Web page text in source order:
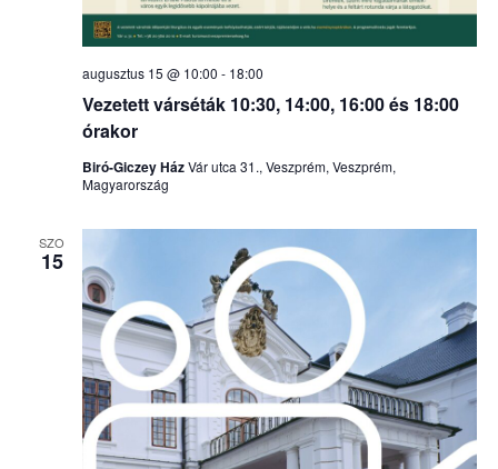
Vezetett várséták 10:30, 14:00, 16:00 és 18:00
órakor
augusztus 15 @ 10:00 - 18:00
Biró-Giczey HázVár utca 31., Veszprém, Veszprém,
Magyarország
SZO
15